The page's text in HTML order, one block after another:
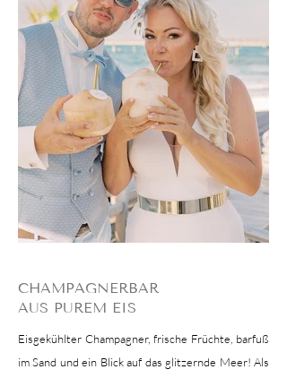
CHAMPAGNERBAR
AUS PUREM EIS
Eisgekühlter Champagner, frische Früchte, barfuß
im Sand und ein Blick auf das glitzernde Meer! Als